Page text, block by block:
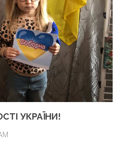
УКРАЇНИ!